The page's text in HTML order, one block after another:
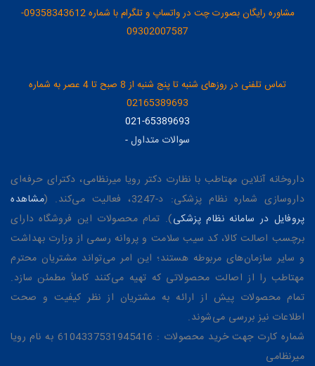
مشاوره رایگان بصورت چت در واتساپ و تلگرام با شماره 09358343612-
09302007587
تماس تلفنی در روزهای شنبه تا پنج شنبه از 8 صبح تا 4 عصر به شماره
02165389693
021-65389693
سوالات متداول-
داروخانه آنلاین مهتاطب با نظارت دکتر رویا میرنظامی، دکترای حرفه‌ای
داروسازی شماره نظام پزشکی: د-3247، فعالیت می‌کند. (
مشاهده
پروفایل در سامانه نظام پزشکی). تمام محصولات این فروشگاه دارای
برچسب اصالت کالا، کد سیب سلامت و پروانه رسمی از وزارت بهداشت
و سایر سازمان‌های مربوطه هستند؛ این امر می‌تواند مشتریان محترم
مهتاطب را از اصالت محصولاتی که تهیه می‌کنند کاملاً مطمئن سازد.
تمام محصولات پیش از ارائه به مشتریان از نظر کیفیت و صحت
اطلاعات نیز بررسی می‌شوند.
شماره کارت جهت خرید محصولات : 6104337531945416 به نام رویا
میرنظامی